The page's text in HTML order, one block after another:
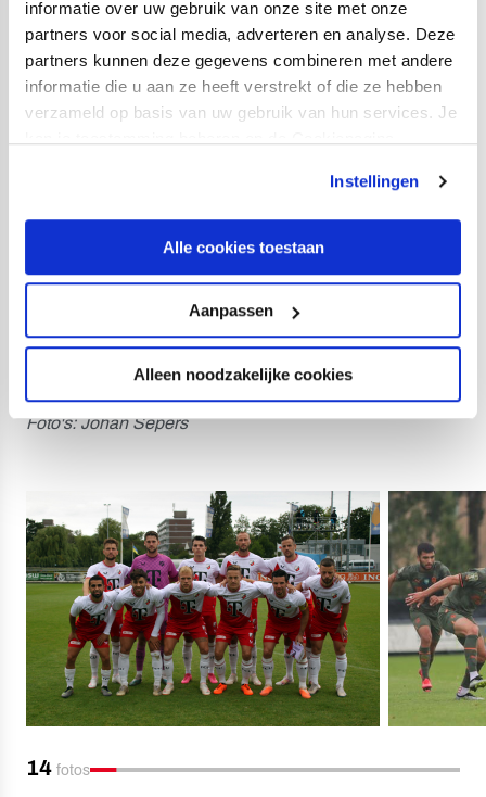
informatie over uw gebruik van onze site met onze
partners voor social media, adverteren en analyse. Deze
partners kunnen deze gegevens combineren met andere
informatie die u aan ze heeft verstrekt of die ze hebben
verzameld op basis van uw gebruik van hun services. Je
Instellingen
Alle cookies toestaan
Aanpassen
Alleen noodzakelijke cookies
Opstelling Shakhtar Donetsk:
Dmytro Riznyk (31. Anatoliy Trubin, 61. Denys
Rakitskiy), Dmytro Topalov (61. Viktor Kornienko); Artem
Bondarenko (61. Yegor Nazaryna), Georgiy Sudakov
(61. Anton Gluschenko), Dmytro Kryskiv (61. Oleg
Ocheretko, 91. Danylo Sikan); Oleksandr Zubkov (44.
Khusrav Toirov, 91. Denil Castillo), Lassina Traoré (61.
Kevin Kelsy), Bogdan Viunnyk (31. Newerton, 61.
Oleksiy Kashchuk).
Foto's: Johan Sepers
14 fotos